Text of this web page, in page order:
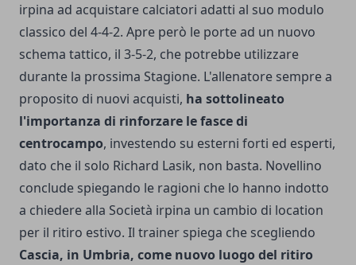
irpina ad acquistare calciatori adatti al suo modulo
classico del 4-4-2. Apre però le porte ad un nuovo
schema tattico, il 3-5-2, che potrebbe utilizzare
durante la prossima Stagione. L'allenatore sempre a
proposito di nuovi acquisti, ha sottolineato
l'importanza di rinforzare le fasce di
centrocampo, investendo su esterni forti ed esperti,
dato che il solo Richard Lasik, non basta. Novellino
conclude spiegando le ragioni che lo hanno indotto
a chiedere alla Società irpina un cambio di location
per il ritiro estivo. Il trainer spiega che scegliendo
Cascia, in Umbria, come nuovo luogo del ritiro